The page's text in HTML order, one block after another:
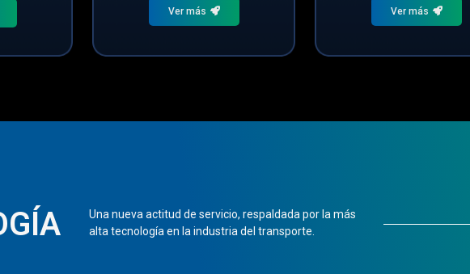
Ver más Ver más
Una nueva actitud de servicio, respaldada por la más
alta tecnología en la industria del transporte.